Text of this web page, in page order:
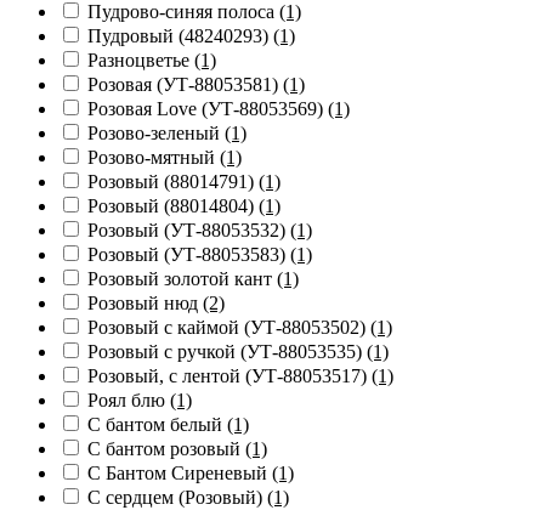
Пудрово-синяя полоса (1)
Пудровый (48240293) (1)
Разноцветье (1)
Розовая (УТ-88053581) (1)
Розовая Love (УТ-88053569) (1)
Розово-зеленый (1)
Розово-мятный (1)
Розовый (88014791) (1)
Розовый (88014804) (1)
Розовый (УТ-88053532) (1)
Розовый (УТ-88053583) (1)
Розовый золотой кант (1)
Розовый нюд (2)
Розовый с каймой (УТ-88053502) (1)
Розовый с ручкой (УТ-88053535) (1)
Розовый, с лентой (УТ-88053517) (1)
Роял блю (1)
С бантом белый (1)
С бантом розовый (1)
С Бантом Сиреневый (1)
С сердцем (Розовый) (1)